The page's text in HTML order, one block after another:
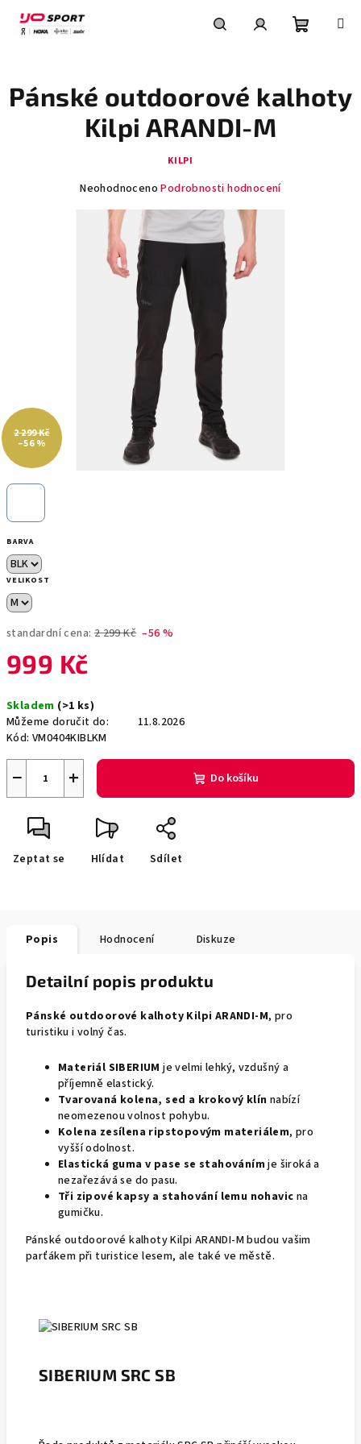
obsah
košík
BARVA
VELIKOST
standardní cena: 2 299 Kč –56 %
999 Kč
cena:
Skladem (>1 ks)
Můžeme doručit do:
11.8.2026
Kód: VM0404KIBLKM
+
− Do košíku
Zeptat se Hlídat Sdílet
Pánské outdoorové kalhoty
Kilpi ARANDI-M
KILPI
Průměrné
produktu
Neohodnoceno Podrobnosti hodnocení
2 299 Kč
–56 %
Popis Hodnocení Diskuze
Detailní popis produktu
Pánské outdoorové kalhoty Kilpi ARANDI-M, pro
turistiku i volný čas.
Materiál SIBERIUM je velmi lehký, vzdušný a
příjemně elastický.
Tvarovaná kolena, sed a krokový klín nabízí
neomezenou volnost pohybu.
Kolena zesílena ripstopovým materiálem, pro
vyšší odolnost.
Elastická guma v pase se stahováním je široká a
nezařezává se do pasu.
Tři zipové kapsy a stahování lemu nohavic na
gumičku.
Pánské outdoorové kalhoty Kilpi ARANDI-M budou vašim
parťákem při turistice lesem, ale také ve městě.
SIBERIUM SRC SB